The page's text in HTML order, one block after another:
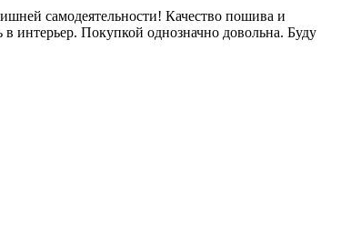
самодеятельности! Качество пошива и
интерьер. Покупкой однозначно довольна. Буду